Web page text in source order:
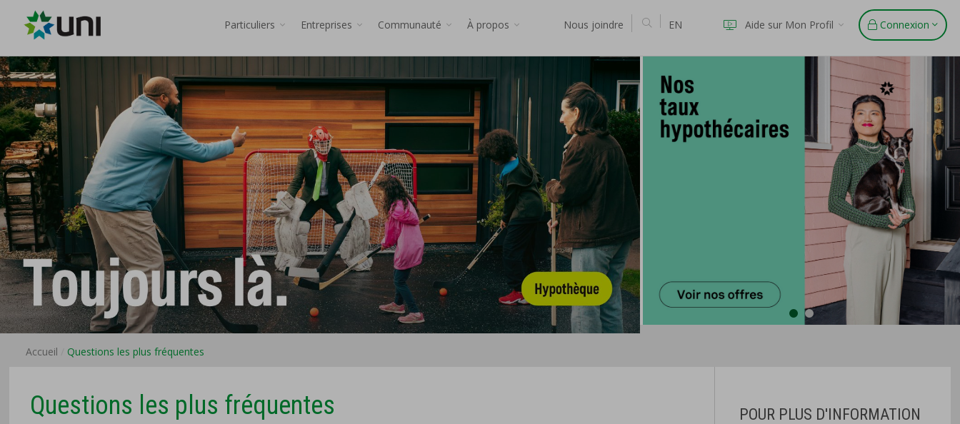
Particuliers Entreprises Communauté À propos Nous joindre EN Aide sur Mon Profil Connexion
Accueil Questions les plus fréquentes
Questions les plus fréquentes POUR PLUS D'INFORMATION